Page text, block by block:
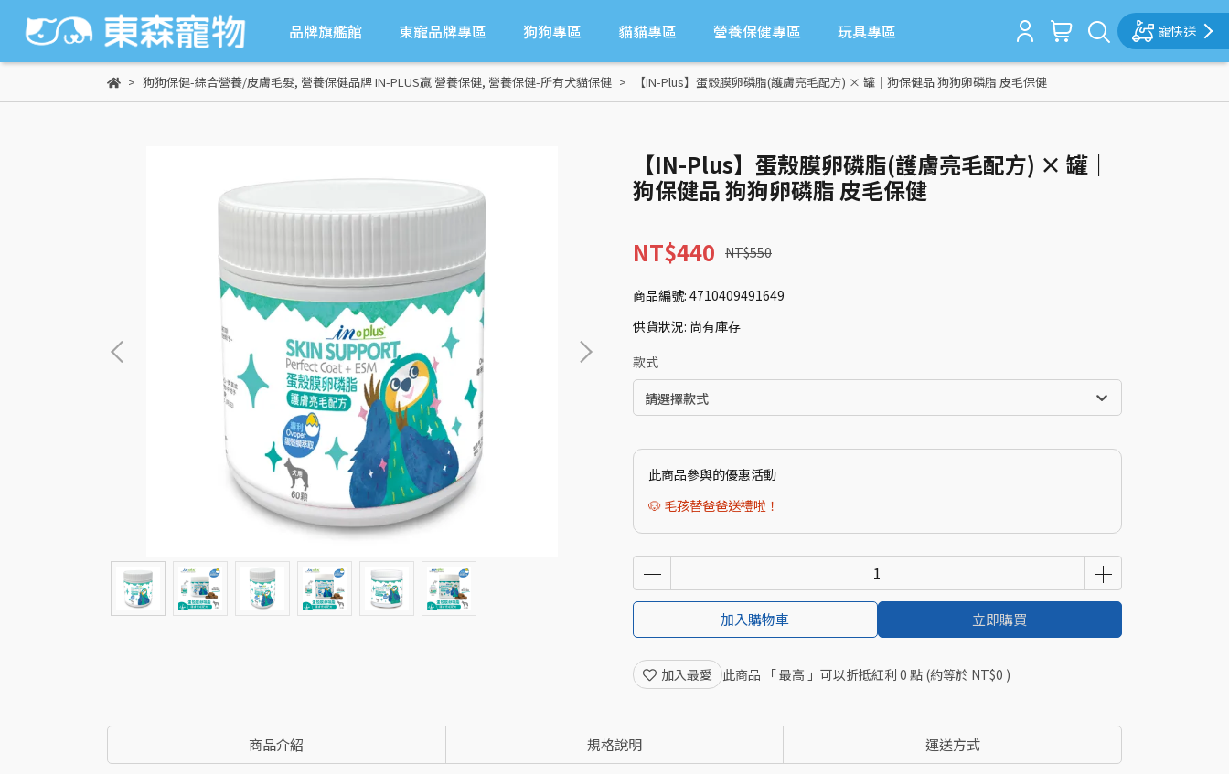
品牌旗艦館 東寵品牌專區 狗狗專區 貓貓專區 營養保健專區 玩具專區 寵快送
狗狗保健-綜合營養/皮膚毛髮, 營養保健品牌 IN-PLUS贏 營養保健, 營養保健-所有犬貓保健 【IN-Plus】蛋殼膜卵磷脂(護膚亮毛配方) × 罐｜狗保健品 狗狗卵磷脂 皮毛保健
【IN-Plus】蛋殼膜卵磷脂(護膚亮毛配方) × 罐｜
狗保健品 狗狗卵磷脂 皮毛保健
NT$440 NT$550
商品編號: 4710409491649
供貨狀況: 尚有庫存
款式
此商品參與的優惠活動
🐶 毛孩替爸爸送禮啦！
加入購物車 立即購買
加入最愛 此商品 「 最高 」可以折抵紅利 0 點 (約等於 NT$0 )
商品介紹 規格說明 運送方式